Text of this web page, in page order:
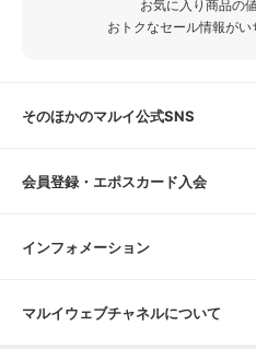
お気に入り商品の
おトクなセール情報がい
そのほかのマルイ公式SNS
会員登録・エポスカード入会
インフォメーション
マルイウェブチャネルについて